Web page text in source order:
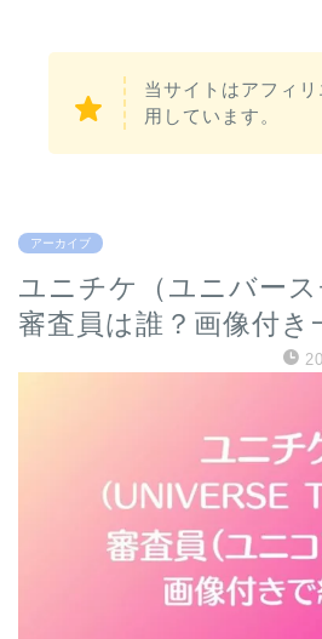
当サイトはアフィリ
用しています。
アーカイブ
ユニチケ（ユニバー
審査員は誰？画像付き